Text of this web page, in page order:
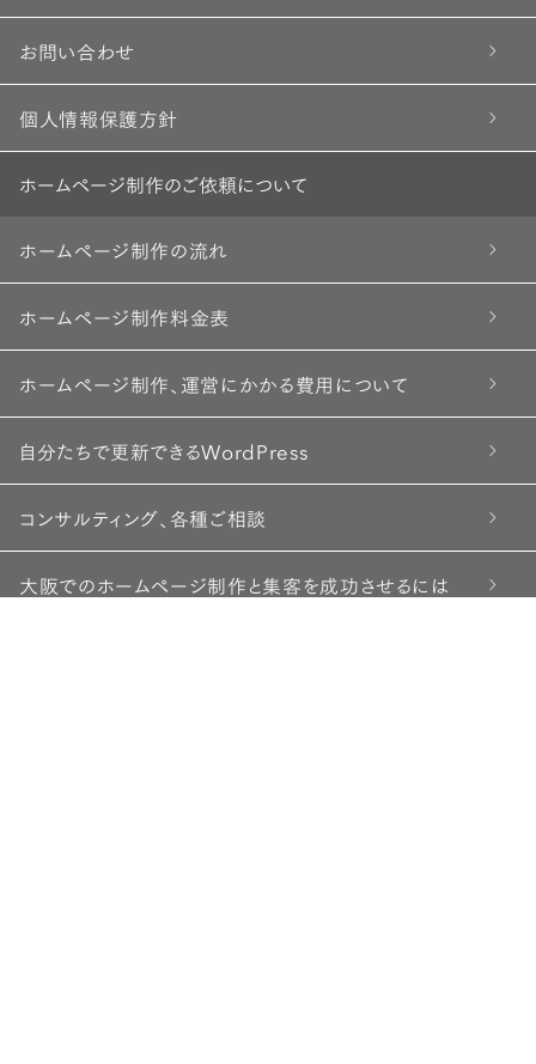
お問い合わせ
個人情報保護方針
ホームページ制作のご依頼について
ホームページ制作の流れ
ホームページ制作料金表
ホームページ制作、運営にかかる費用について
自分たちで更新できるWordPress
コンサルティング、各種ご相談
大阪でのホームページ制作と集客を成功させるには